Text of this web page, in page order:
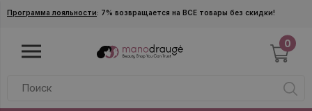
Skip to main content
Программа лояльности: 7% возвращается на ВСЕ товары без скидки!
0